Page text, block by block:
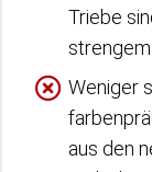
Triebe
Weniger
aus den